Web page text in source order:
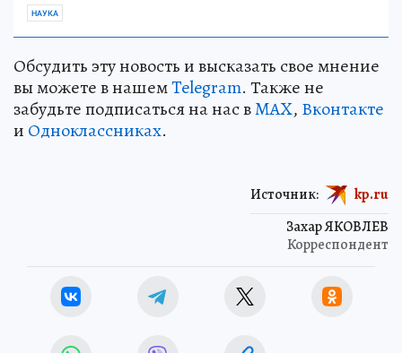
НАУКА
Обсудить эту новость и высказать свое мнение
вы можете в нашемTelegram. Также не
забудьте подписаться на нас вMAX, Вконтакте
и Одноклассниках.
Захар ЯКОВЛЕВ
Корреспондент
Источник: kp.ru